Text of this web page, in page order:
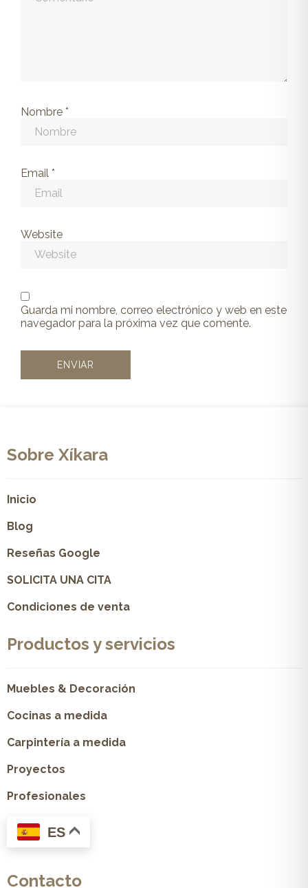
Nombre *
Email *
Website
Guarda mi nombre, correo electrónico y web en este
navegador para la próxima vez que comente.
Sobre Xíkara
Inicio
Blog
Reseñas Google
SOLICITA UNA CITA
Condiciones de venta
Productos y servicios
Muebles & Decoración
Cocinas a medida
Carpintería a medida
Proyectos
Profesionales
ES
Contacto